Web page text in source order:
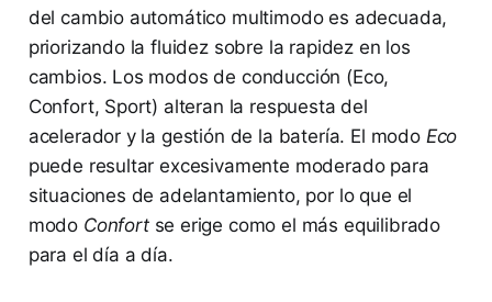
del cambio automático multimodo es adecuada,
priorizando la fluidez sobre la rapidez en los
cambios. Los modos de conducción (Eco,
Confort, Sport) alteran la respuesta del
acelerador y la gestión de la batería. El modo Eco
puede resultar excesivamente moderado para
situaciones de adelantamiento, por lo que el
modo Confortse erige como el más equilibrado
para el día a día.